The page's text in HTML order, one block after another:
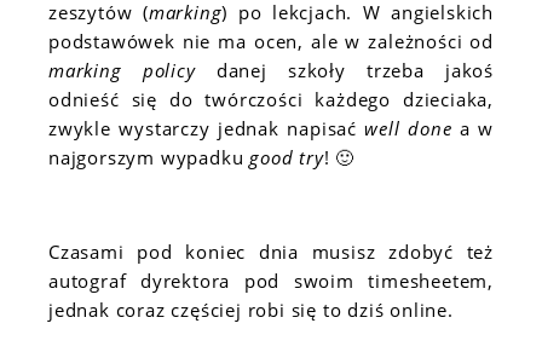
zeszytów (marking) po lekcjach. W angielskich
podstawówek nie ma ocen, ale w zależności od
marking policydanej szkoły trzeba jakoś
odnieść się do twórczości każdego dzieciaka,
zwykle wystarczy jednak napisaćwell done a w
najgorszym wypadku good try! 🙂
Czasami pod koniec dnia musisz zdobyć też
autograf dyrektora pod swoim timesheetem,
jednak coraz częściej robi się to dziś online.